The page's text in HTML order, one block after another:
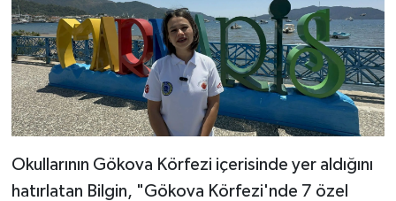
Okullarının Gökova Körfezi içerisinde yer aldığını
hatırlatan Bilgin, "Gökova Körfezi'nde 7 özel